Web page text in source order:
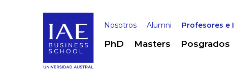
Nosotros Alumni Profesores e
PhD Masters Posgrados